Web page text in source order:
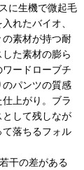
に生機で微起毛
れたバイオ、
素材が持つ耐
た素材の膨ら
ードローブチ
のパンツの質感
上がり。ブラ
して残しなが
落ちるフォル
干の差がある